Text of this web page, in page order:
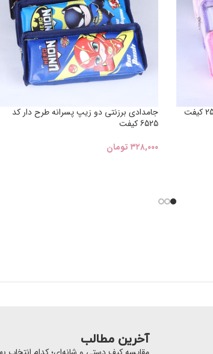
جامدادی برزنتی دو زیپ پسرانه طرح دار کد
6525 کیفت
۳۲۸,۰۰۰ تومان
آخرین مطالب